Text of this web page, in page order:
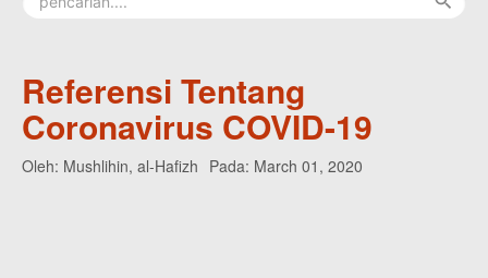
Referensi Tentang
Coronavirus COVID-19
Oleh: Mushlihin, al-Hafizh Pada: March 01, 2020